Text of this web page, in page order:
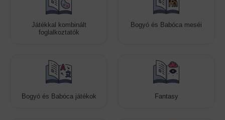
Játékkal kombinált
foglalkoztatók
Bogyó és Babóca meséi
Bogyó és Babóca játékok Fantasy